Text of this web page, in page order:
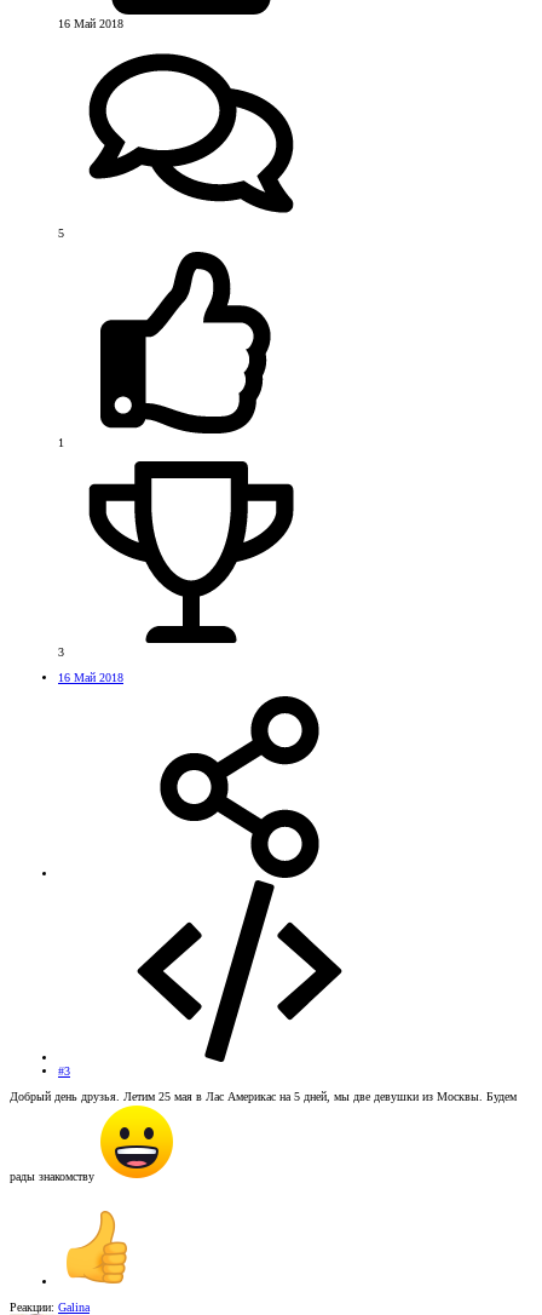
16 Май 2018
5
1
3
16 Май 2018
#3
Добрый день друзья. Летим 25 мая в Лас Америкас на 5 дней, мы две девушки из Москвы. Будем
рады знакомству
Реакции: Galina